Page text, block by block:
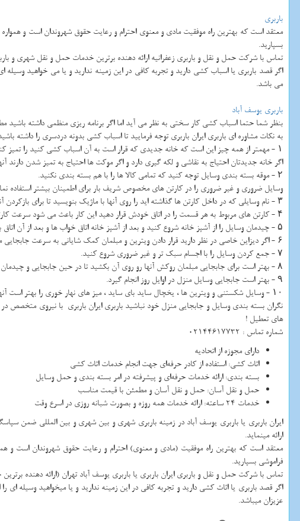
باربری
معتقد است که بهترین راه موفقیت مادی و معنوی احترام و رعایت حقوق شهروندان است و
بسپارید.
تماس با شرکت حمل و نقل و باربری زعفرانیه ارائه دهنده برترین خدمات حمل و نقل شهری و
اگر قصد باربری یا اسباب کشی دارید و تجربه کافی در این زمینه ندارید و یا می خواهید
می باشد.
باربری یوسف آباد
بنظر شما حتما اسباب کشی کار سختی به نظر می آید اما اگر برنامه ریزی منظمی داشته
به نکات مشاوره ای باربری ایران باربری توجه فرمایید تا اسباب کشی بدونه دردسری را داشته
۱ - مهمتر از همه چیز این است که خانه جدیدی که قرار است به آن اسباب کشی کنید را تمیز کنید.
اگر خانه جدیدتان احتیاج به نقاشی و لکه گیری دارد و اگر موکت ها احتیاج به تمیز شدن دارند
۲ - موقه بسته بندی وسایل توجه کنید که تمامی کالا ها را با هم بسته بندی نکنید.
وسایل ضروری و غیر ضروری را در کارتن های مخصوص شریف بار برای اطمینان بیشتر استفاده
۳ - نام وسایلی که در داخل کارتن ها گذاشته اید را روی آنها با ماژیک بنویسید تا برای بازکردن آنها و چیدمان آنها برنامه ریزی داشته باشید.
۴ - کارتن های مربوط به هر قسمت را در اتاق خودش قرار دهید این کار باعث می شود سرعت کارتان افزایش یابد.
۵ - چیدمان وسایل را از آشپز خانه شروع کنید و بعد از آشپز خانه اتاق خواب ها و بعد از آن اتاق بچه را چیدمان کنید.
۶ - اگر دیزاین خاصی در نظر دارید قرار دادن ویترین و مبلمان کمک شایانی به سرعت جابجایی می کنند.
۷ - جمع کردن وسایل را با اجسام سبک تر و غیر ضروری شروع کنید.
۸ - بهتر است برای جابجایی مبلمان روکش آنها رو روی آن بکشید تا در حین جابجایی و چیدمان در ماشین ضربه نبینند.
۹ - بهتر است جابجایی وسایل منزل در اوایل روز انجام گیرد.
۱۰ - وسایل شکستنی و ویترین ها ، یخچال ساید بای ساید ، میز های نهار خوری را بهتر است آنها را با فوم های مخصوص اسباب کشی بسته بندی نمایید. این فوم ها را میتوانید از شرکت باربری ایران باربری تهیه نمایید.
نگران بسته بندی وسایل و جابجایی منزل خود نباشید باربری ایران باربری با نیروی
های تعطیل !
شماره تماس : 02144617732
دارای مجوزه از اتحادیه
اثاث کشی: استفاده از کادر حرفه‌ای جهت انجام خدمات اثاث کشی
بسته بندی: ارائه‌ خدمات حرفه‌ای و پیشرفته در امر بسته ‌بندی و حمل وسایل
حمل و نقل آسان: حمل و نقل آسان و مطمئن با قیمت مناسب
خدمات 24 ساعته: ارائه‌ خدمات همه روزه و بصورت شبانه‌ روزی در اسرع وقت
ایران باربری یا باربری یوسف آباد در زمینه باربری شهری و بین شهری و بین المللی ضمن
ارائه مینماید.
معتقد است که بهترین راه موفقیت (مادی و معنوی) احترام و رعایت حقوق شهروندان است
فراموشی بسپارید.
تماس با شرکت حمل و نقل و باربری ایران باربری یا باربری یوسف آباد تهران (ارائه دهنده
اگر قصد باربری یا اثاث کشی دارید و تجربه کافی در این زمینه ندارید و یا میخواهید وسیله
عزیزان میباشد.